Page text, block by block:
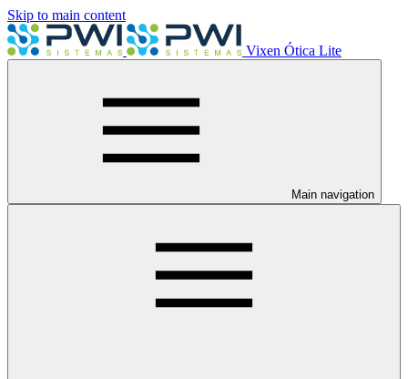
Skip to main content
Vixen Ótica Lite
Main navigation